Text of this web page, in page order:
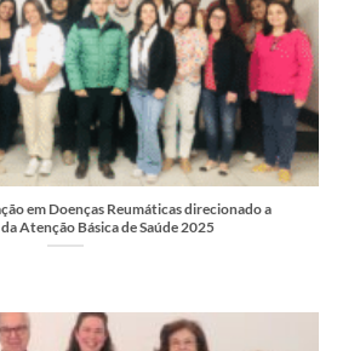
em Doenças Reumáticas direcionado a
Atenção Básica de Saúde 2025